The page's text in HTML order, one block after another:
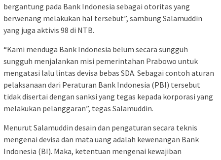
bergantung pada Bank Indonesia sebagai otoritas yang
berwenang melakukan hal tersebut”, sambung Salamuddin
yang juga aktivis 98 di NTB.
“Kami menduga Bank Indonesia belum secara sungguh
sungguh menjalankan misi pemerintahan Prabowo untuk
mengatasi lalu lintas devisa bebas SDA. Sebagai contoh aturan
pelaksanaan dari Peraturan Bank Indonesia (PBI) tersebut
tidak disertai dengan sanksi yang tegas kepada korporasi yang
melakukan pelanggaran”, tegas Salamuddin.
Menurut Salamuddin desain dan pengaturan secara teknis
mengenai devisa dan mata uang adalah kewenangan Bank
Indonesia (BI). Maka, ketentuan mengenai kewajiban